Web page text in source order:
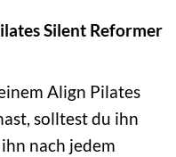
Silent Reformer
Align Pilates
solltest du ihn
nach jedem